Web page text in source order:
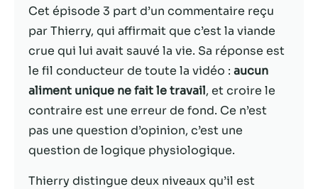
Cet épisode 3 part d’un commentaire reçu
par Thierry, qui affirmait que c’est la viande
crue qui lui avait sauvé la vie. Sa réponse est
le fil conducteur de toute la vidéo : aucun
aliment unique ne fait le travail, et croire le
contraire est une erreur de fond. Ce n’est
pas une question d’opinion, c’est une
question de logique physiologique.
Thierry distingue deux niveaux qu’il est
Nécessaire
Ces cookies ne
sont pas
facultatifs. Ils
nécessaires au
fonctionnement